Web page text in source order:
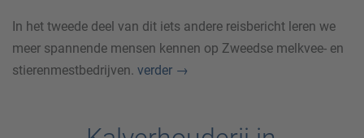
In het tweede deel van dit iets andere reisbericht leren we
meer spannende mensen kennen op Zweedse melkvee- en
stierenmestbedrijven. verder →